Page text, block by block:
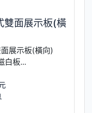
雙面展示板(橫
展示板(橫向)
白板...